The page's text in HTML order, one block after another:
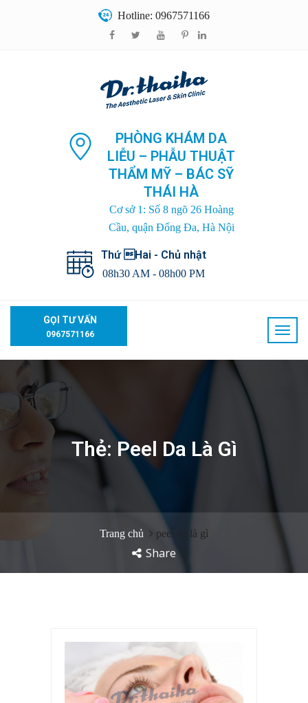
Hotline: 0967571166
PHÒNG KHÁM DA
LIỄU – PHẪU THUẬT
THẨM MỸ – BÁC SỸ
THÁI HÀ
Cơ sở 1: Số 8 ngõ 26 Hoàng
Cầu, quận Đống Đa, Hà Nội
Thứ Hai - Chủ nhật
08h30 AM - 08h00 PM
GỌI TƯ VẤN
0967571166
Thẻ: Peel Da Là Gì
Trang chủ peel da là gì
Share